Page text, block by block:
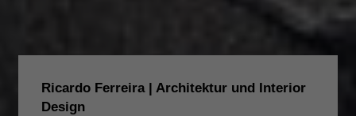
Ricardo Ferreira | Architektur und Interior
Design